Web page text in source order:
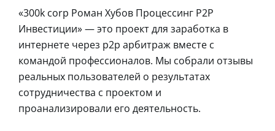
«300k corp Роман Хубов Процессинг P2P
Инвестиции» — это проект для заработка в
интернете через p2p арбитраж вместе с
командой профессионалов. Мы собрали отзывы
реальных пользователей о результатах
сотрудничества с проектом и
проанализировали его деятельность.